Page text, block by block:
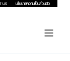
US นโยบายความเป็นส่วนตัว